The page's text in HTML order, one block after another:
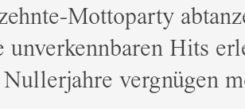
Mottoparty
unverkennbaren Hits
vergnügen